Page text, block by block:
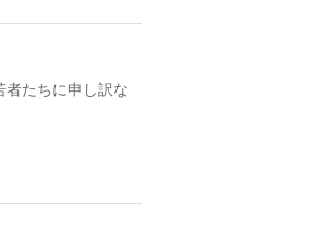
たちに申し訳な